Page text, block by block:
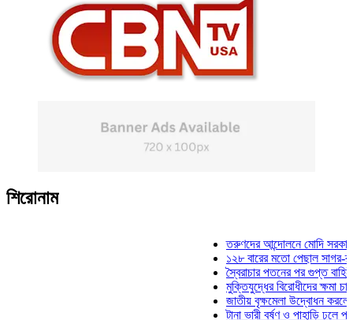
শিরোনাম
তরুণদের আন্দোলনে মোদি সরকার
১২৮ বারের মতো পেছাল সাগর-রুনি
স্বৈরাচার পতনের পর গুপ্ত বাহিনীর
মুক্তিযুদ্ধের বিরোধীদের ক্ষমা
জাতীয় বৃক্ষমেলা উদ্বোধন করলেন
টানা ভারী বর্ষণ ও পাহাড়ি ঢলে